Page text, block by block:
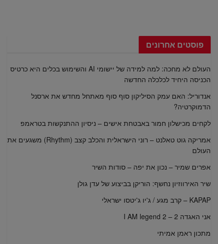
פוסטים אחרונים
העולם לא מחכה: למה למידה של יישומי AI והשימוש בכלים היא כרטיס
הכניסה היחיד לכלכלה החדשה
אנדוריל: האם עמק הסיליקון סוף סוף מאתחל מחדש את ארסנל
הדמוקרטיה?
לקחים מכישלון חמור באבטחת אישים – ניסיון ההתנקשות בטראמפ
אמריקה גוט טאלנט – רוני הישראלית והכלב קצב (Rhythm) משגעים את
העולם
אפרים שמיר – נכון את יפה – סודות השיר
שיר האירווזיון נחשף: הוריקן בביצוע של עדן גולן
KAPAP – קרב מגע / ג'יו ג'יטסו ישראלי
אני האגדה 2 – I AM legend 2
מתכון ראמן אמיתי